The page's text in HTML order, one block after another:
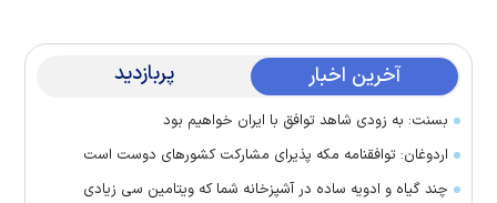
آخرین اخبار پربازدید
بسنت: به زودی شاهد توافق با ایران خواهیم بود
اردوغان: توافقنامه مکه پذیرای مشارکت کشور‌های دوست است
چند گیاه و ادویه ساده در آشپزخانه شما که ویتامین سی زیادی